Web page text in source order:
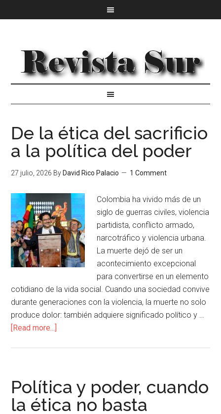
De la ética del sacrificio
a la política del poder
27 julio, 2026 By David Rico Palacio 1 Comment
Colombia ha vivido más de un
siglo de guerras civiles, violencia
partidista, conflicto armado,
narcotráfico y violencia urbana.
La muerte dejó de ser un
acontecimiento excepcional
para convertirse en un elemento
cotidiano de la vida social. Cuando una sociedad convive
durante generaciones con la violencia, la muerte no solo
produce dolor: también adquiere significado político y …
[Read more...]
Política y poder, cuando
la ética no basta